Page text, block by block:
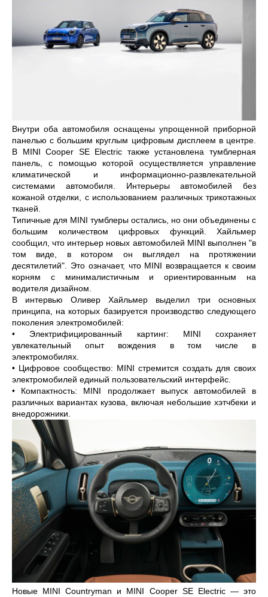
Внутри оба автомобиля оснащены упрощенной приборной
панелью с большим круглым цифровым дисплеем в центре.
В MINI Cooper SE Electric также установлена тумблерная
панель, с помощью которой осуществляется управление
климатической и информационно-развлекательной
системами автомобиля. Интерьеры автомобилей без
кожаной отделки, с использованием различных трикотажных
тканей.
Типичные для MINI тумблеры остались, но они объединены с
большим количеством цифровых функций. Хайльмер
сообщил, что интерьер новых автомобилей MINI выполнен "в
том виде, в котором он выглядел на протяжении
десятилетий". Это означает, что MINI возвращается к своим
корням с минималистичным и ориентированным на
водителя дизайном.
В интервью Оливер Хайльмер выделил три основных
принципа, на которых базируется производство следующего
поколения электромобилей:
•
Электрифицированный картинг: MINI сохраняет
увлекательный опыт вождения в том числе в
электромобилях.
• Цифровое сообщество: MINI стремится создать для своих
электромобилей единый пользовательский интерфейс.
•
Компактность: MINI продолжает выпуск автомобилей в
различных вариантах кузова, включая небольшие хэтчбеки и
внедорожники.
Новые MINI Countryman и MINI Cooper SE Electric — это